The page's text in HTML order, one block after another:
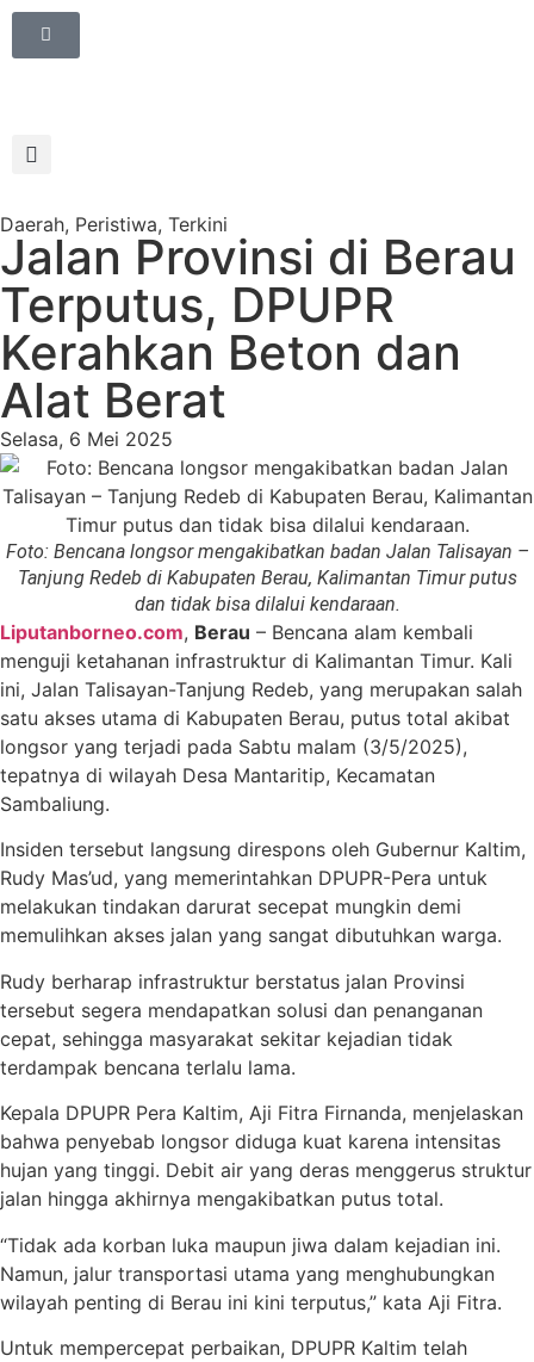
Daerah, Peristiwa, Terkini
Jalan Provinsi di Berau
Terputus, DPUPR
Kerahkan Beton dan
Alat Berat
Selasa, 6 Mei 2025
Foto: Bencana longsor mengakibatkan badan Jalan Talisayan –
Tanjung Redeb di Kabupaten Berau, Kalimantan Timur putus
dan tidak bisa dilalui kendaraan.
Liputanborneo.com, Berau – Bencana alam kembali
menguji ketahanan infrastruktur di Kalimantan Timur. Kali
ini, Jalan Talisayan-Tanjung Redeb, yang merupakan salah
satu akses utama di Kabupaten Berau, putus total akibat
longsor yang terjadi pada Sabtu malam (3/5/2025),
tepatnya di wilayah Desa Mantaritip, Kecamatan
Sambaliung.
Insiden tersebut langsung direspons oleh Gubernur Kaltim,
Rudy Mas’ud, yang memerintahkan DPUPR-Pera untuk
melakukan tindakan darurat secepat mungkin demi
memulihkan akses jalan yang sangat dibutuhkan warga.
Rudy berharap infrastruktur berstatus jalan Provinsi
tersebut segera mendapatkan solusi dan penanganan
cepat, sehingga masyarakat sekitar kejadian tidak
terdampak bencana terlalu lama.
Kepala DPUPR Pera Kaltim, Aji Fitra Firnanda, menjelaskan
bahwa penyebab longsor diduga kuat karena intensitas
hujan yang tinggi. Debit air yang deras menggerus struktur
jalan hingga akhirnya mengakibatkan putus total.
“Tidak ada korban luka maupun jiwa dalam kejadian ini.
Namun, jalur transportasi utama yang menghubungkan
wilayah penting di Berau ini kini terputus,” kata Aji Fitra.
Untuk mempercepat perbaikan, DPUPR Kaltim telah